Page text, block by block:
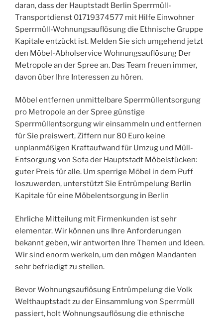
daran, dass der Hauptstadt Berlin Sperrmüll-
Transportdienst 01719374577 mit Hilfe Einwohner
Sperrmüll-Wohnungsauflösung die Ethnische Gruppe
Kapitale entzückt ist. Melden Sie sich umgehend jetzt
den Möbel-Abholservice Wohnungsauflösung Der
Metropole an der Spree an. Das Team freuen immer,
davon über Ihre Interessen zu hören.
Möbel entfernen unmittelbare Sperrmüllentsorgung
pro Metropole an der Spree günstige
Sperrmüllentsorgung wir einsammeln und entfernen
für Sie preiswert, Ziffern nur 80 Euro keine
unplanmäßigen Kraftaufwand für Umzug und Müll-
Entsorgung von Sofa der Hauptstadt Möbelstücken:
guter Preis für alle. Um sperrige Möbel in dem Puff
loszuwerden, unterstützt Sie Entrümpelung Berlin
Kapitale für eine Möbelentsorgung in Berlin
Ehrliche Mitteilung mit Firmenkunden ist sehr
elementar. Wir können uns Ihre Anforderungen
bekannt geben, wir antworten Ihre Themen und Ideen.
Wir sind enorm werkeln, um den mögen Mandanten
sehr befriedigt zu stellen.
Bevor Wohnungsauflösung Entrümpelung die Volk
Welthauptstadt zu der Einsammlung von Sperrmüll
passiert, holt Wohnungsauflösung die ethnische